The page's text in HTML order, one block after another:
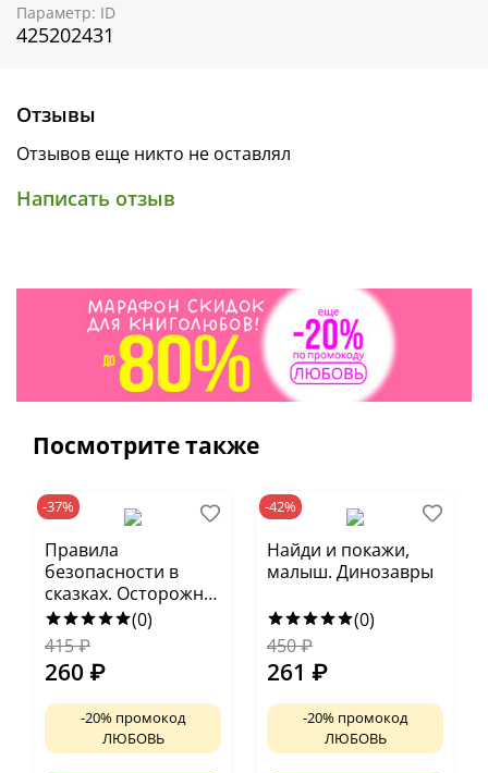
Параметр: ID
425202431
Отзывы
Отзывов еще никто не оставлял
Написать отзыв
Посмотрите также
-37%
Правила
безопасности в
сказках. Осторожно,
зима!
(0)
415₽
260 ₽
-20% промокод
ЛЮБОВЬ
-42%
Найди и покажи,
малыш. Динозавры
(0)
450₽
261 ₽
-20% промокод
ЛЮБОВЬ